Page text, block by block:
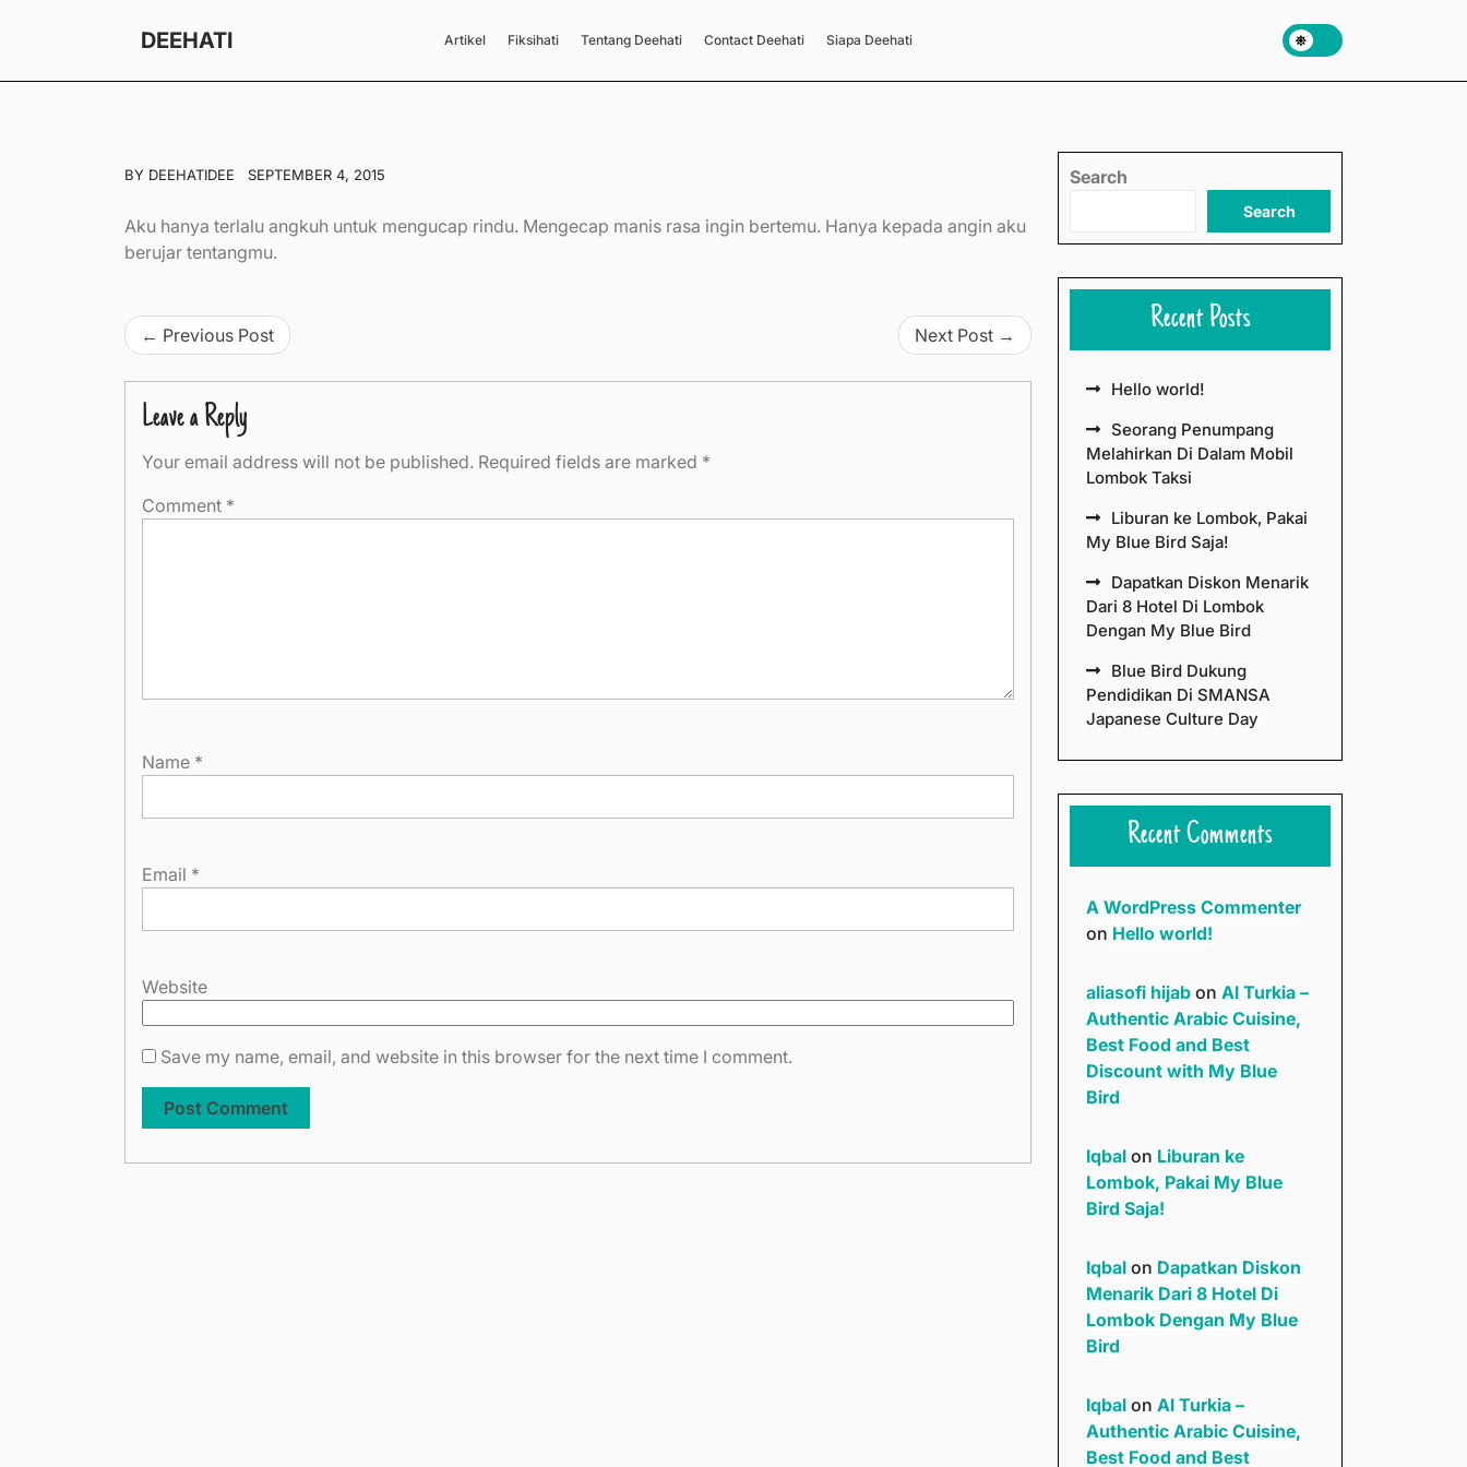
DEEHATI Artikel Fiksihati Tentang Deehati Contact Deehati Siapa Deehati
BY DEEHATIDEE SEPTEMBER 4, 2015
Aku hanya terlalu angkuh untuk mengucap rindu. Mengecap manis rasa ingin bertemu. Hanya kepada angin aku
berujar tentangmu.
Post
navigation
Previous Post Next Post
Leave a Reply
Your email address will not be published. Required fields are marked *
Comment *
Name *
Email *
Website
Save my name, email, and website in this browser for the next time I comment.
Search
Search
Recent Posts
Hello world!
Seorang Penumpang
Melahirkan Di Dalam Mobil
Lombok Taksi
Liburan ke Lombok, Pakai
My Blue Bird Saja!
Dapatkan Diskon Menarik
Dari 8 Hotel Di Lombok
Dengan My Blue Bird
Blue Bird Dukung
Pendidikan Di SMANSA
Japanese Culture Day
Recent Comments
A WordPress Commenter
on Hello world!
aliasofi hijab on Al Turkia –
Authentic Arabic Cuisine,
Best Food and Best
Discount with My Blue
Bird
Iqbal on Liburan ke
Lombok, Pakai My Blue
Bird Saja!
Iqbal on Dapatkan Diskon
Menarik Dari 8 Hotel Di
Lombok Dengan My Blue
Bird
Iqbal on Al Turkia –
Authentic Arabic Cuisine,
Best Food and Best